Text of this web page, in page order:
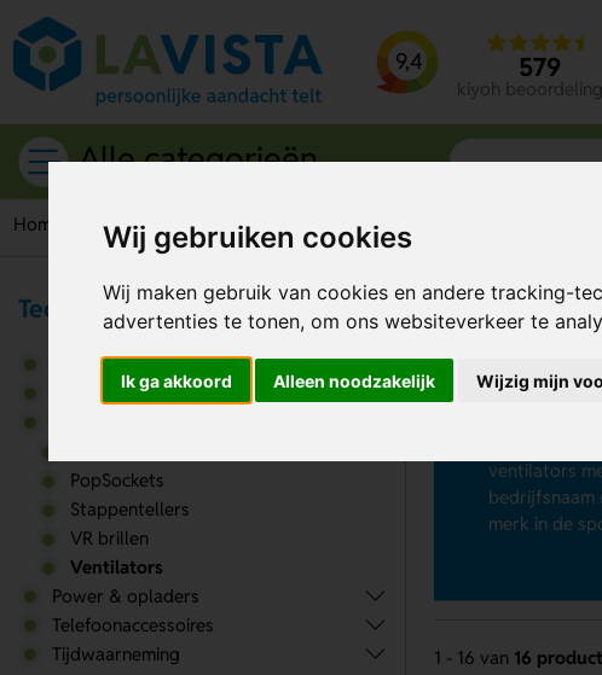
Wij gebruiken cookies
Wij maken gebruik van cookies en andere tracking-
advertenties te tonen, om ons websiteverkeer te
Ik ga akkoord Alleen noodzakelijk Wijzig mijn
9,4 579
kiyoh
Alle categorieën
Home Gadgets Ventilators
Zit jouw
ventilators
merk in de
1 - 16 van 16
Tech & Elektronica
Audio & Geluid
Computeraccessoires
PopSockets
Stappentellers
VR brillen
Ventilators
Power & opladers
Telefoonaccessoires
Tijdwaarneming